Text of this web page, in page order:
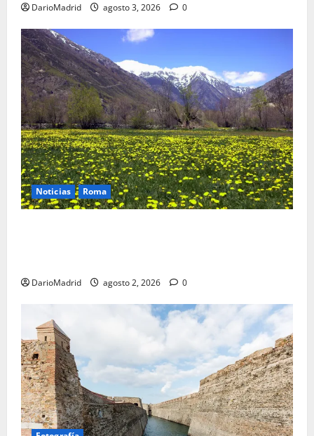
DarioMadrid agosto 3, 2026 0
Noticias Roma
DarioMadrid agosto 2, 2026 0